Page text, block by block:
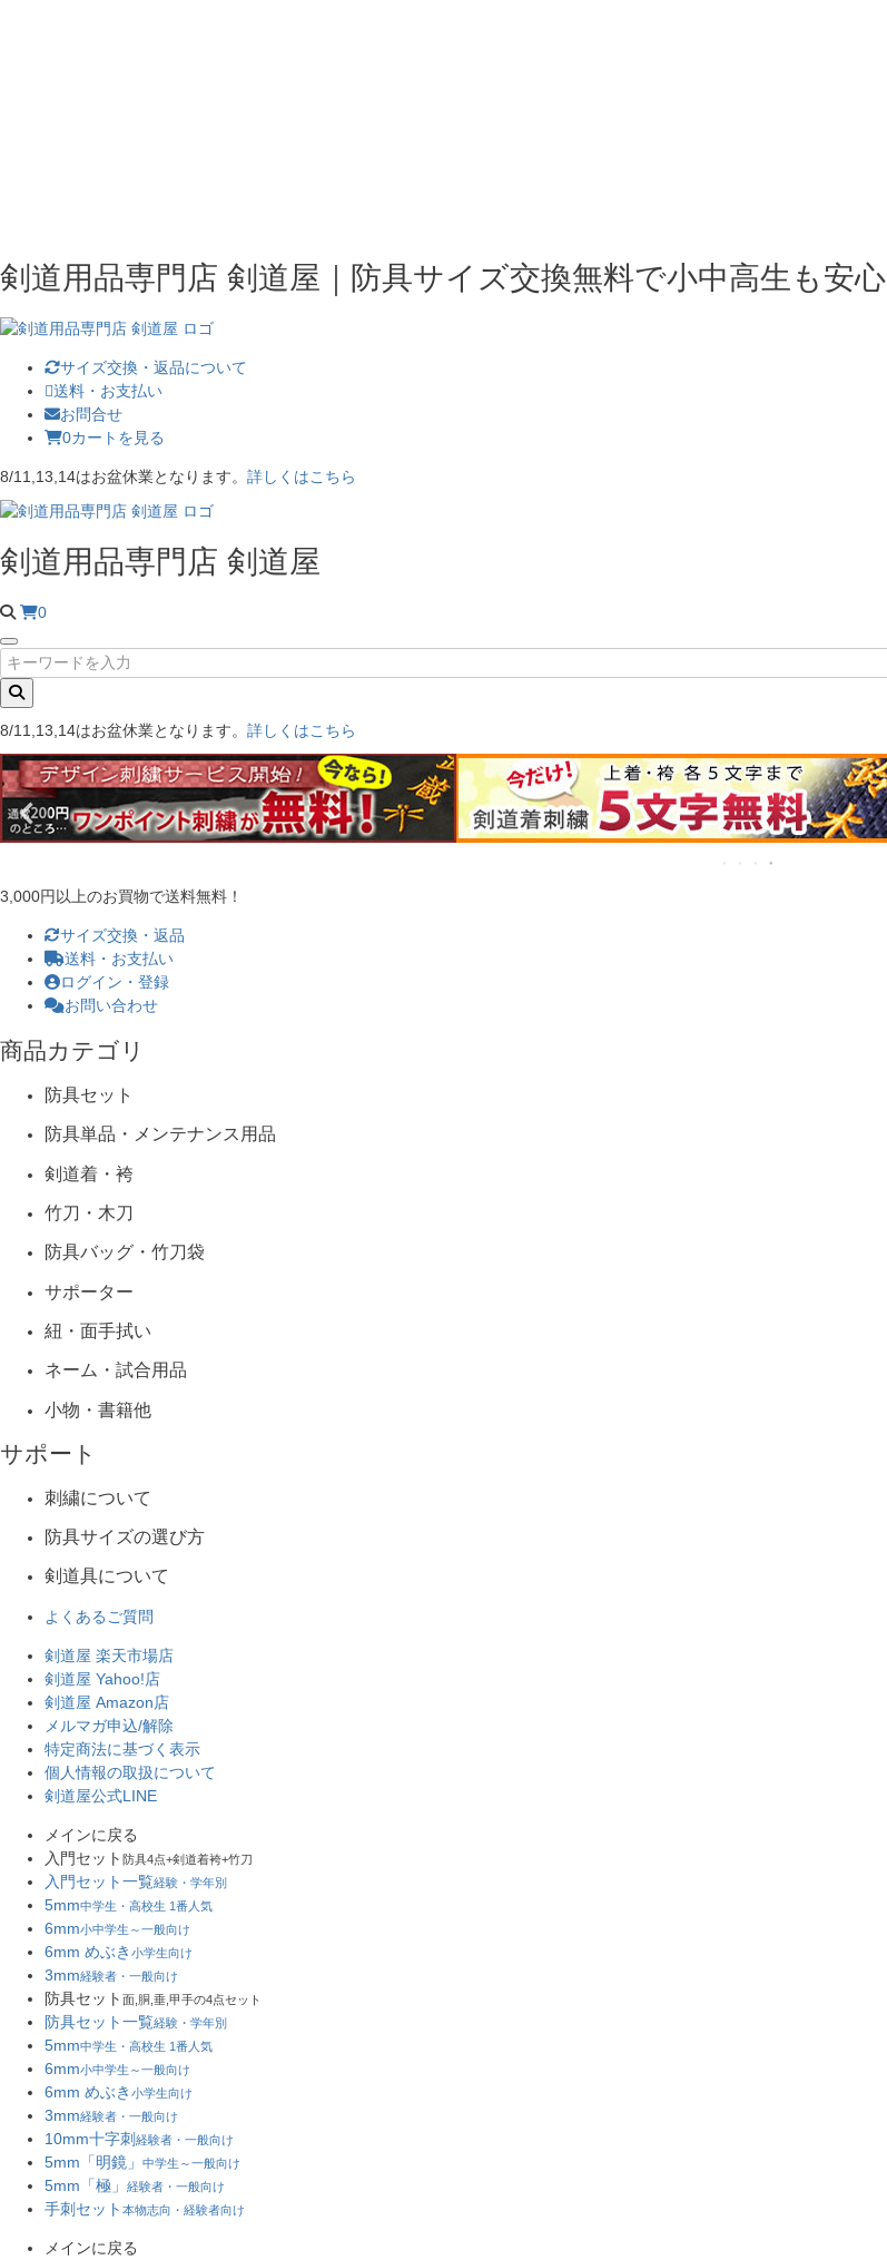
剣道用品専門店 剣道屋｜防具サイズ交換無料で小中高生も安心
サイズ交換・返品について
送料・お支払い
お問合せ
0カートを見る
8/11,13,14はお盆休業となります。 詳しくはこちら
剣道用品専門店 剣道屋
0
8/11,13,14はお盆休業となります。 詳しくはこちら
3,000円以上のお買物で送料無料！
サイズ交換・返品
送料・お支払い
ログイン・登録
お問い合わせ
商品カテゴリ
防具セット
防具単品・メンテナンス用品
剣道着・袴
竹刀・木刀
防具バッグ・竹刀袋
サポーター
紐・面手拭い
ネーム・試合用品
小物・書籍他
サポート
刺繍について
防具サイズの選び方
剣道具について
よくあるご質問
剣道屋 楽天市場店
剣道屋 Yahoo!店
剣道屋 Amazon店
メルマガ申込/解除
特定商法に基づく表示
個人情報の取扱について
剣道屋公式LINE
メインに戻る
入門セット 防具4点+剣道着袴+竹刀
入門セット一覧経験・学年別
5mm中学生・高校生 1番人気
6mm小中学生～一般向け
6mm めぶき 小学生向け
3mm経験者・一般向け
防具セット 面,胴,垂,甲手の4点セット
防具セット一覧経験・学年別
5mm中学生・高校生 1番人気
6mm小中学生～一般向け
6mm めぶき 小学生向け
3mm経験者・一般向け
10mm十字刺 経験者・一般向け
5mm「明鏡」 中学生～一般向け
5mm「極」 経験者・一般向け
手刺セット 本物志向・経験者向け
メインに戻る